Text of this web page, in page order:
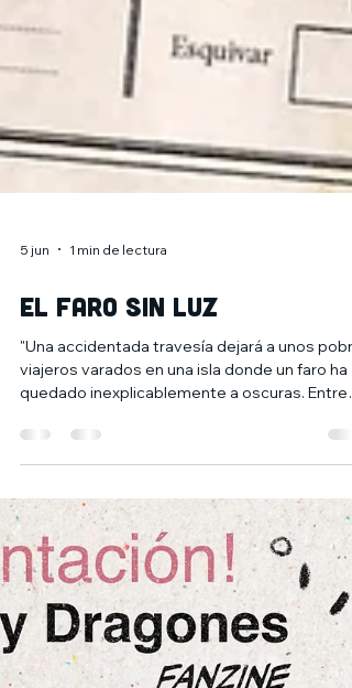
5 jun 1 min de lectura
El Faro sin luz
"Una accidentada travesía dejará a unos
viajeros varados en una isla donde un faro ha
lluvia, susurros y mareas... Algo los observa
desde las profundidades" Así comienza la
partida de rol que os proponemos para el
Viernes 12 de Junio a las 17:30, masteada por
@phenakistoscope_erv y con altas dosis de
misterios tentaculares 🐙 Si te apetece
sumergirte en lo desconocido, apúntate
escribiéndonos por privado o en tienda 😉 👥